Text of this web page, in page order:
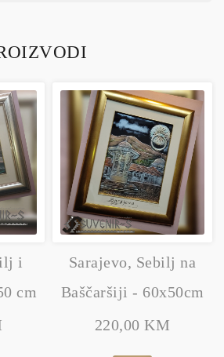
i
cm
Sarajevo, Sebilj na
Baščaršiji - 60x50cm
220,00 KM